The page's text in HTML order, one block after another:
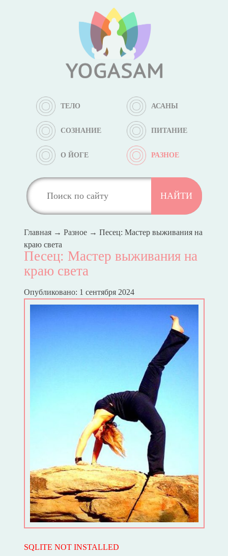
ТЕЛО АСАНЫ
СОЗНАНИЕ ПИТАНИЕ
О ЙОГЕ РАЗНОЕ
Главная→ Разное→ Песец: Мастер выживания на
краю света
Песец: Мастер выживания на
краю света
Опубликовано: 1 сентября 2024
SQLITE NOT INSTALLED